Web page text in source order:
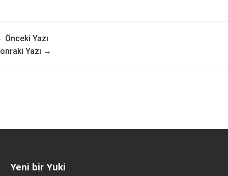
Önceki Yazı
Yazı →
Yeni bir Yuki